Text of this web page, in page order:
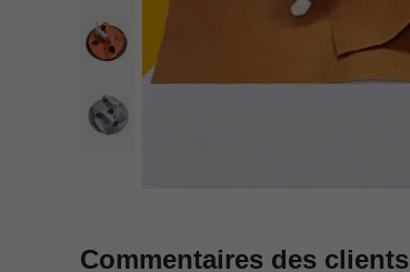
Commentaires des clients